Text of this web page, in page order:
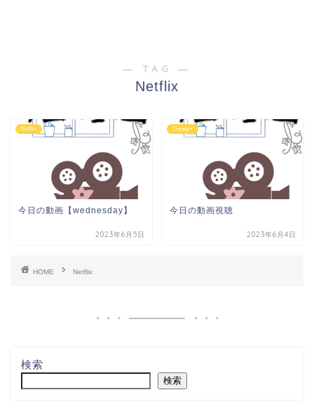
― TAG ―
Netflix
Netflix
今日の動画【wednesday】
2023年6月5日
Disney+
今日の動画視聴
2023年6月4日
HOME Netflix
検索
検索